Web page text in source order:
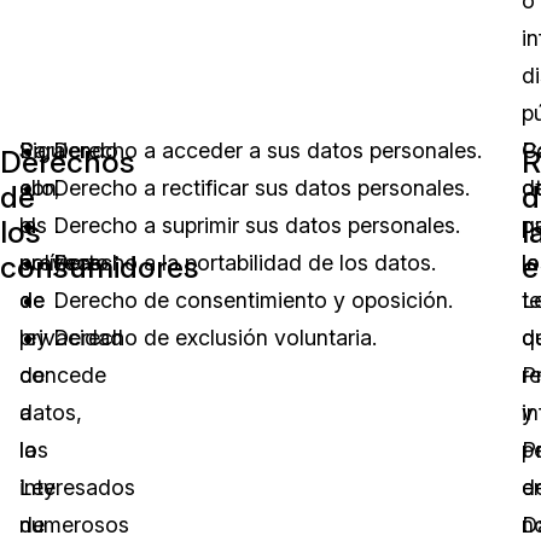
Derechos
de
los
consumidores
Siguiendo
con
las
políticas
de
privacidad
de
datos,
la
Ley
de
Para
ello,
el
proyecto
de
ley
concede
a
los
interesados
numerosos
Derecho a acceder a sus datos personales.
Derecho a rectificar sus datos personales.
Derecho a suprimir sus datos personales.
Derecho a la portabilidad de los datos.
Derecho de consentimiento y oposición.
Derecho de exclusión voluntaria.
la
y